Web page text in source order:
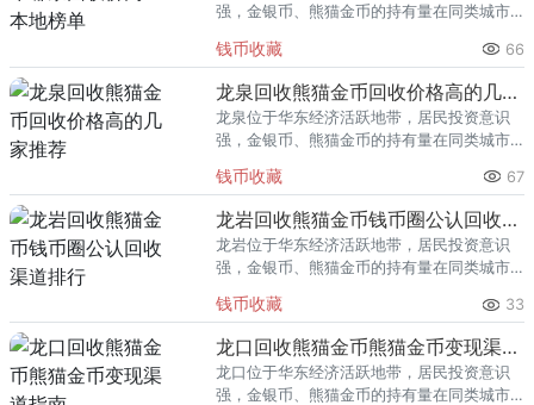
强，金银币、熊猫金币的持有量在同类城市
熊猫金币的需求就明显升温，但鱼龙混杂的
回收渠道里，能精准识别版别溢
钱币收藏 66
龙泉回收熊猫金币回收价格高的几家推荐
龙泉位于华东经济活跃地带，居民投资意识
强，金银币、熊猫金币的持有量在同类城市
熊猫金币的需求就明显升温，但鱼龙混杂的
回收渠道里，能精准识别版别溢
钱币收藏 67
龙岩回收熊猫金币钱币圈公认回收渠道排行
龙岩位于华东经济活跃地带，居民投资意识
强，金银币、熊猫金币的持有量在同类城市
熊猫金币的需求就明显升温，但鱼龙混杂的
回收渠道里，能精准识别版别溢
钱币收藏 33
龙口回收熊猫金币熊猫金币变现渠道指南
龙口位于华东经济活跃地带，居民投资意识
强，金银币、熊猫金币的持有量在同类城市